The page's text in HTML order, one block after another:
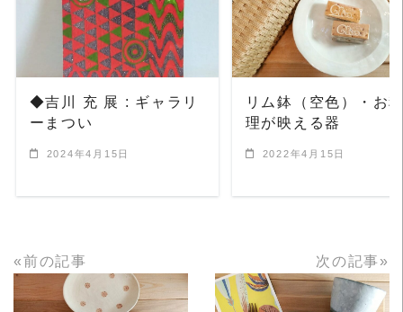
READ MORE
◆吉川 充 展 : ギャラリ
ーまつい
2024年4月15日
READ MORE
リム鉢（空色）・お
理が映える器
2022年4月15日
«前の記事 次の記事»